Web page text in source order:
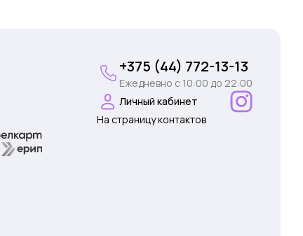
+375 (44) 772-13-13
Ежедневно c 10:00 до 22:00
Личный кабинет
На страницу контактов